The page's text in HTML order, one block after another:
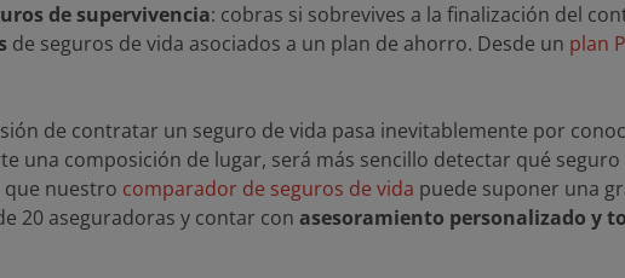
de supervivencia: cobras si sobrevives a la finalización del
de seguros de vida asociados a un plan de ahorro. Desde un plan
de contratar un seguro de vida pasa inevitablemente por
una composición de lugar, será más sencillo detectar qué seguro
que nuestro comparador de seguros de vida puede suponer una
20 aseguradoras y contar con asesoramiento personalizado y